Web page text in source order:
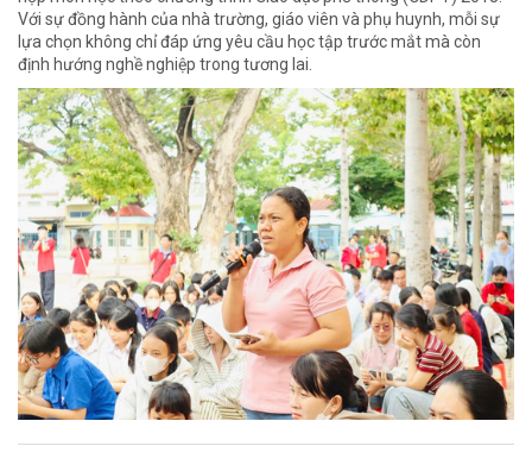
Với sự đồng hành của nhà trường, giáo viên và phụ huynh, mỗi sự
lựa chọn không chỉ đáp ứng yêu cầu học tập trước mắt mà còn
định hướng nghề nghiệp trong tương lai.